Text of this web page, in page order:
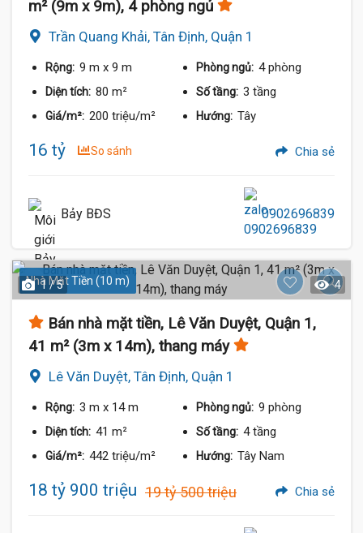
m² (9m x 9m), 4 phòng ngủ
Trần Quang Khải, Tân Định, Quận 1
Rộng: 9 m x 9 m Phòng ngủ: 4 phòng
Diện tích: 80 m² Số tầng: 3 tầng
Giá/m²: 200 triệu/m² Hướng: Tây
16 tỷ So sánh Chia sẻ
Bảy BĐS 0902696839
Nhà Mặt Tiền (10 m)
1 / 5 4
Bán nhà mặt tiền, Lê Văn Duyệt, Quận 1,
41 m² (3m x 14m), thang máy
Lê Văn Duyệt, Tân Định, Quận 1
Rộng: 3 m x 14 m Phòng ngủ: 9 phòng
Diện tích: 41 m² Số tầng: 4 tầng
Giá/m²: 442 triệu/m² Hướng: Tây Nam
18 tỷ 900 triệu 19 tỷ 500 triệu Chia sẻ